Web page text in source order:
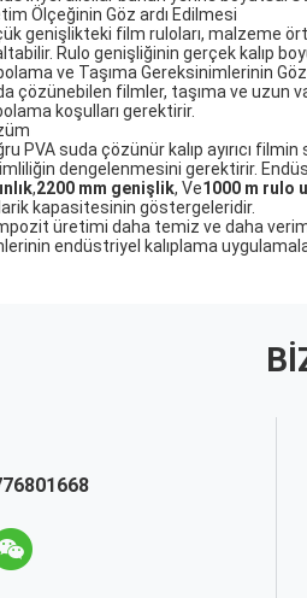
Ölçeğinin Göz ardı Edilmesi
genişlikteki film ruloları, malzeme
Rulo genişliğinin gerçek kalıp
ve Taşıma Gereksinimlerinin
çözünebilen filmler, taşıma ve uzun
koşulları gerektirir.
PVA suda çözünür kalıp ayırıcı
dengelenmesini gerektirir.
,2200 mm genişlik, Ve1000 m rulo
kapasitesinin göstergeleridir.
üretimi daha temiz ve daha
endüstriyel kalıplama